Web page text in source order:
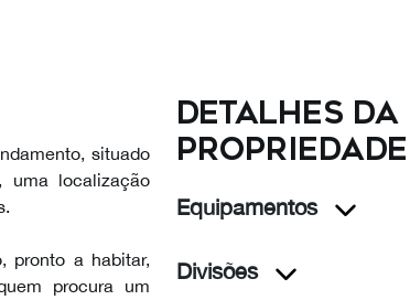
situado
uma localização
pronto a habitar,
procura um
Detalhes da
propriedade
Equipamentos
Divisões